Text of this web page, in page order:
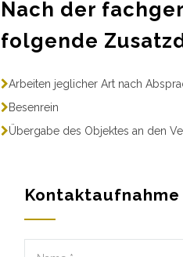
Nach der
folgende
Arbeiten jeglicher Art nach
Besenrein
Übergabe des Objektes an den
Kontaktaufnahme